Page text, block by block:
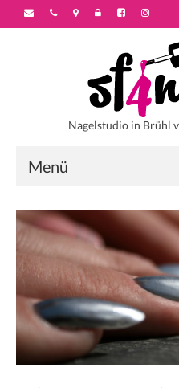
Nagelstudio in Brühl
Menü
Startseite
Über sf4nails
Galerie
Motivstyles
Colorstyles